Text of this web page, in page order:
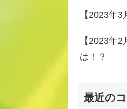
【2023年
【2023年
は！？
最近の